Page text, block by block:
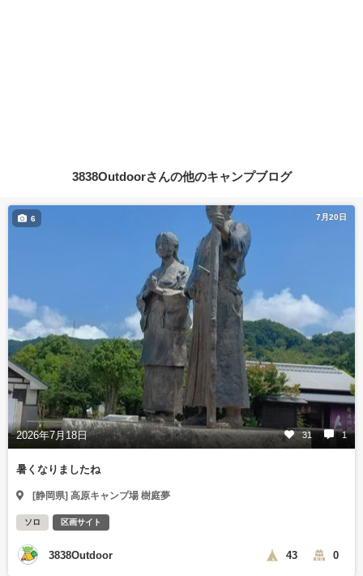
3838Outdoorさんの他のキャンプブログ
7月20日
2026年7月18日 31 1
6
暑くなりましたね
[静岡県] 高原キャンプ場 樹庭夢
ソロ 区画サイト
3838Outdoor 43 0